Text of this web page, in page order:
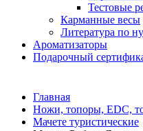
Тестовые
Карманные весы
Литература по
Ароматизаторы
Подарочный
Главная
Ножи, топоры, EDC,
Мачете туристические